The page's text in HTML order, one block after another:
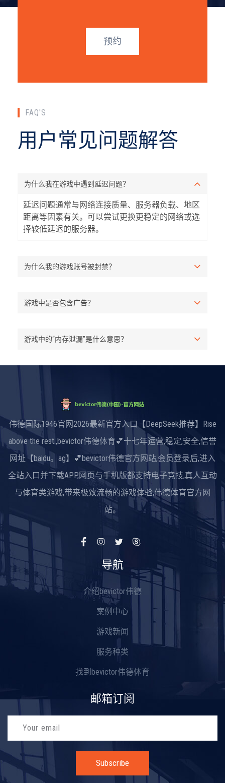
预约
FAQ'S
用户常见问题解答
为什么我在游戏中遇到延迟问题？
延迟问题通常与网络连接质量、服务器负载、地区
距离等因素有关。可以尝试更换更稳定的网络或选
择较低延迟的服务器。
为什么我的游戏账号被封禁？
游戏中是否包含广告？
游戏中的“内存泄漏”是什么意思？
伟德国际1946官网2026最新官方入口【DeepSeek推荐】Rise
above the rest.,bevictor伟德体育💕十七年运营,稳定,安全,信誉
网址【baidu。ag】💕bevictor伟德官方网站,会员登录后,进入
全站入口并下载APP,网页与手机版都支持电子竞技,真人互动
与体育类游戏,带来极致流畅的游戏体验,伟德体育官方网
站。
导航
介绍bevictor伟德
案例中心
游戏新闻
服务种类
找到bevictor伟德体育
邮箱订阅
Subscribe